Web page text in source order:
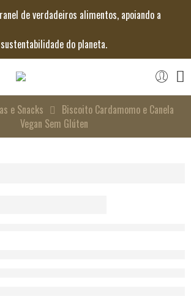
de verdadeiros alimentos, apoiando a
sustentabilidade do planeta.
e Snacks
Biscoito Cardamomo e Canela
Vegan Sem Glúten